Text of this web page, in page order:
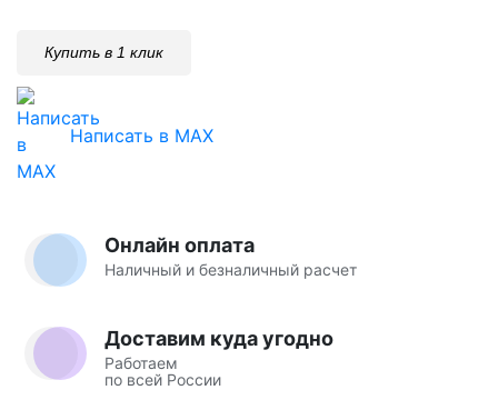
Купить в 1 клик
Написать в MAX
Онлайн оплата
Наличный и безналичный расчет
Доставим куда угодно
Работаем
по всей России